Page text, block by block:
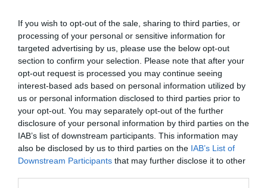
If you wish to opt-out of the sale, sharing to third parties, or
processing of your personal or sensitive information for
targeted advertising by us, please use the below opt-out
section to confirm your selection. Please note that after your
opt-out request is processed you may continue seeing
interest-based ads based on personal information utilized by
us or personal information disclosed to third parties prior to
your opt-out. You may separately opt-out of the further
disclosure of your personal information by third parties on the
IAB’s list of downstream participants. This information may
also be disclosed by us to third parties on the IAB’s List of
Downstream Participants that may further disclose it to other
Curso Dermatología. Módulo 2. Tema 12. Dermatología
en épocas de la vida: pediatría (adolescentes)
Salud Redacción 10/10/2011
Dermatología. Módulo 2. Tema 11. Dermatología en
épocas de la vida: pediatría (niños)
Salud Redacción 21/09/2011
Dermatología. Módulo 2. Tema 9. Dermatología durante
el embarazo
Salud Redacción 21/07/2011